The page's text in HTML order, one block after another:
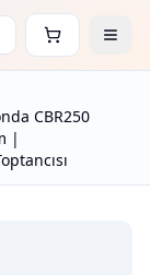
CBR250
|